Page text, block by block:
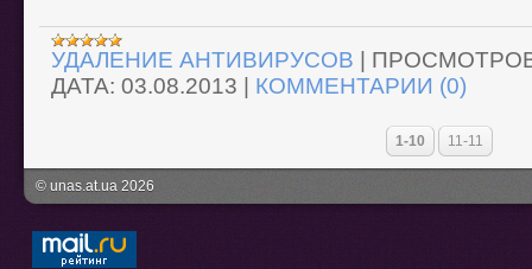
УДАЛЕНИЕ АНТИВИРУСОВ
ДАТА: 03.08.2013 КОММЕНТАРИИ (0)
1-10 11-11
© unas.at.ua 2026